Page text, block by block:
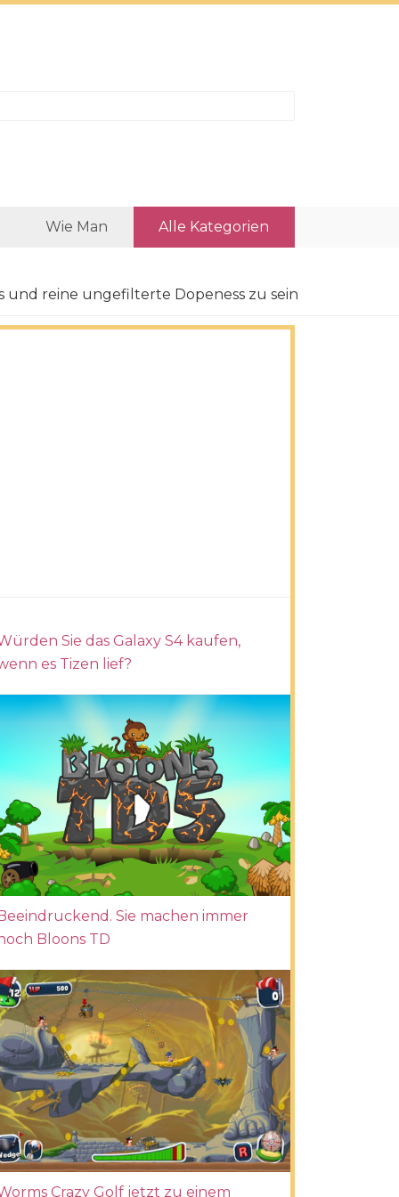
Wie Man Alle Kategorien
und reine ungefilterte Dopeness zu sein
Sie das Galaxy S4 kaufen,
es Tizen lief?
Beeindruckend. Sie machen immer
Bloons TD
Crazy Golf jetzt zu einem